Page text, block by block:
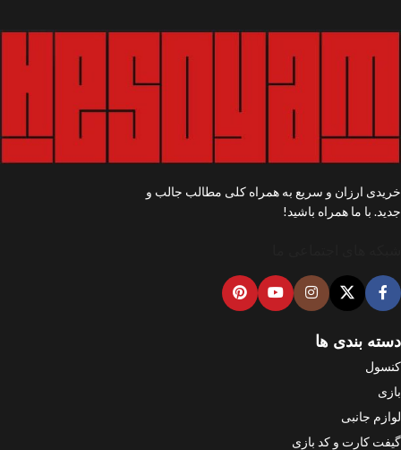
خریدی ارزان و سریع به همراه کلی مطالب جالب و
جدید. با ما همراه باشید!
دسته بندی ها
کنسول
بازی
لوازم جانبی
گیفت کارت و کد بازی